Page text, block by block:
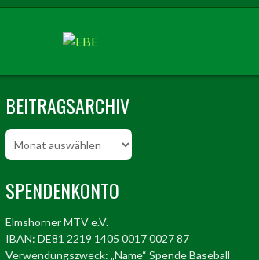
BEITRAGSARCHIV
Beitragsarchiv
SPENDENKONTO
Elmshorner MTV e.V.
IBAN: DE81 2219 1405 0017 0027 87
Verwendungszweck: „Name“ Spende Baseball